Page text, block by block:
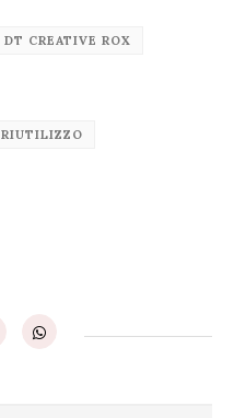
DT CREATIVE ROX
RIUTILIZZO